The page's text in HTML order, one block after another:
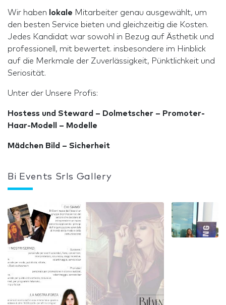
Wir haben lokale Mitarbeiter genau ausgewählt, um
den besten Service bieten und gleichzeitig die Kosten.
Jedes Kandidat war sowohl in Bezug auf Ästhetik und
professionell, mit bewertet. insbesondere im Hinblick
auf die Merkmale der Zuverlässigkeit, Pünktlichkeit und
Seriosität.
Unter der Unsere Profis:
Hostess und Steward – Dolmetscher – Promoter-
Haar-Modell – Modelle
Mädchen Bild – Sicherheit
Bi Events Srls Gallery